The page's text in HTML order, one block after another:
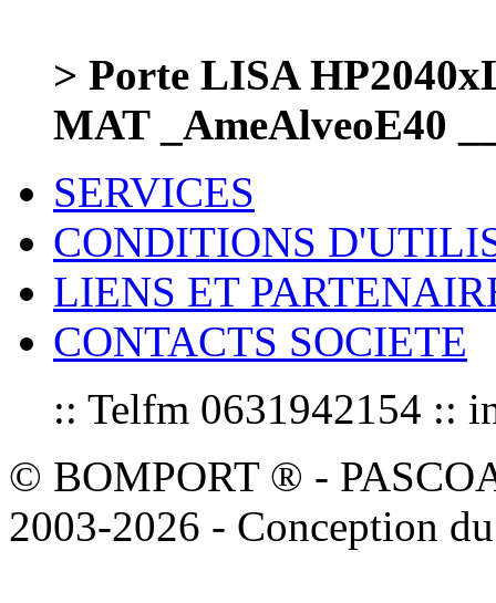
> Porte LISA
MAT _AmeAlveoE40
SERVICES
CONDITIONS
LIENS ET
CONTACTS SOCIETE
:: Telfm 0631942154 ::
© BOMPORT ® -
2003-2026 - Conception